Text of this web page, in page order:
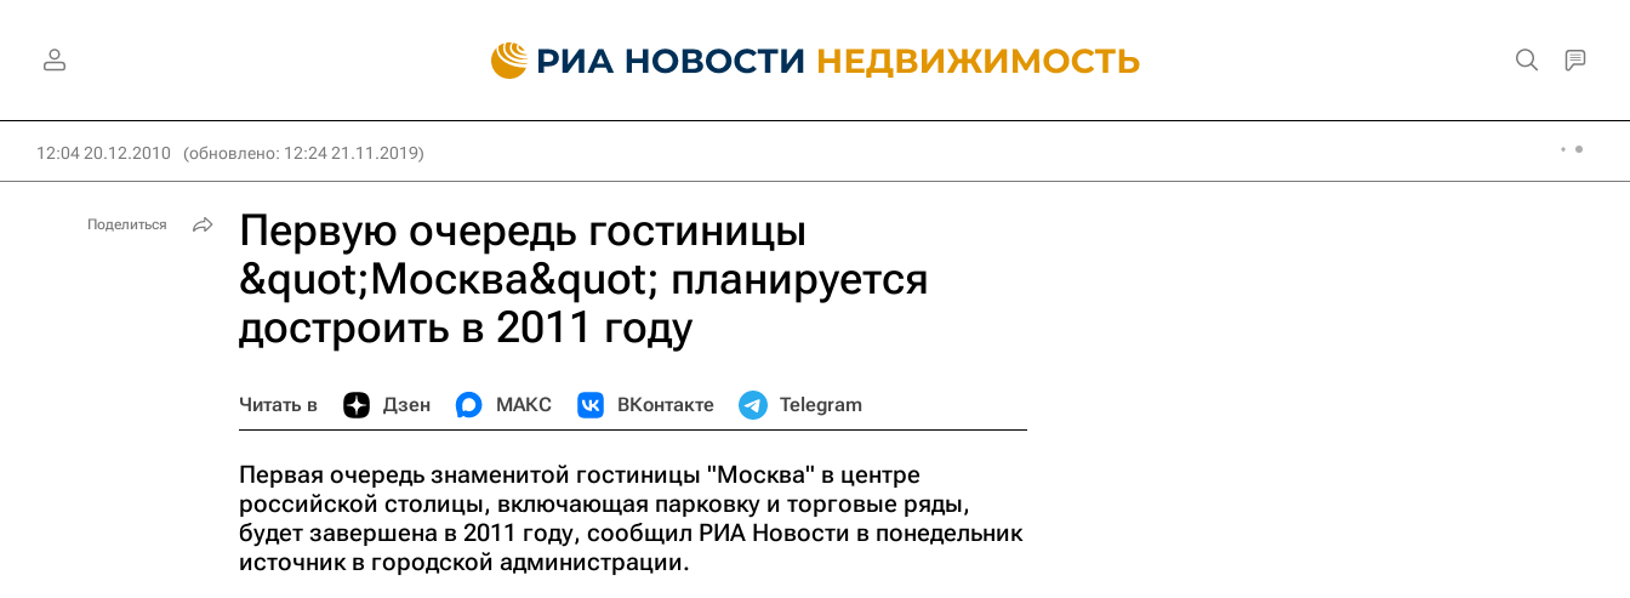
12:04 20.12.2010 (обновлено: 12:24 21.11.2019)
Первую очередь гостиницы
&quot;Москва&quot; планируется
достроить в 2011 году
Читать в Дзен МАКС ВКонтакте Telegram
Первая очередь знаменитой гостиницы "Москва" в центре
российской столицы, включающая парковку и торговые ряды,
будет завершена в 2011 году, сообщил РИА Новости в понедельник
источник в городской администрации.
Поделиться